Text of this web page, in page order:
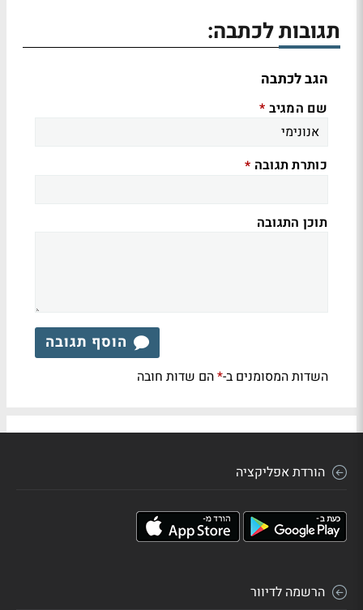
תגובות לכתבה:
הגב לכתבה
שם המגיב *
כותרת תגובה *
תוכן התגובה
הוסף תגובה
השדות המסומנים ב-*הם שדות חובה
הורדת אפליקציה
הרשמה לדיוור